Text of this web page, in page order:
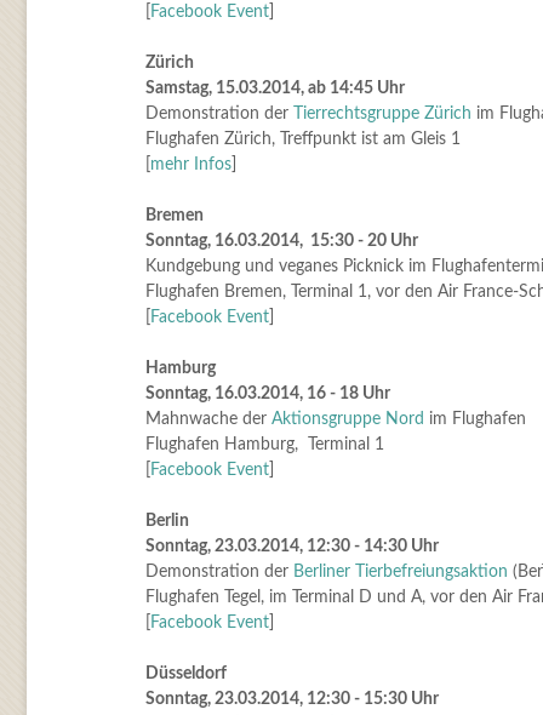
Facebook Event]
Zürich
Samstag, 15.03.2014, ab 14:45 Uhr
Demonstration der
Tierrechtsgruppe Zürich im
Flughafen Zürich, Treffpunkt ist am Gleis 1
mehr Infos]
Bremen
Sonntag, 16.03.2014, 15:30 - 20 Uhr
Kundgebung und veganes Picknick im
Flughafen Bremen, Terminal 1, vor den Air France-
Facebook Event]
Hamburg
Sonntag, 16.03.2014, 16 - 18 Uhr
Mahnwache der Aktionsgruppe Nord im Flughafen
Flughafen Hamburg, Terminal 1
Facebook Event]
Berlin
Sonntag, 23.03.2014, 12:30 - 14:30 Uhr
Demonstration der Berliner Tierbefreiungsaktion
Flughafen Tegel, im Terminal D und A, vor den Air
Facebook Event]
Düsseldorf
Sonntag, 23.03.2014, 12:30 - 15:30 Uhr